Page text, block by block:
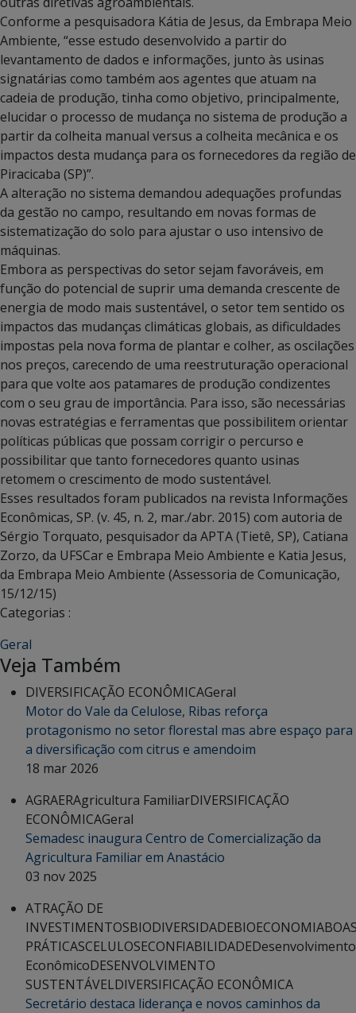
Conforme a pesquisadora Kátia de Jesus, da Embrapa Meio
Ambiente, “esse estudo desenvolvido a partir do
levantamento de dados e informações, junto às usinas
signatárias como também aos agentes que atuam na
cadeia de produção, tinha como objetivo, principalmente,
elucidar o processo de mudança no sistema de produção a
partir da colheita manual versus a colheita mecânica e os
impactos desta mudança para os fornecedores da região de
Piracicaba (SP)”.
A alteração no sistema demandou adequações profundas
da gestão no campo, resultando em novas formas de
sistematização do solo para ajustar o uso intensivo de
máquinas.
Embora as perspectivas do setor sejam favoráveis, em
função do potencial de suprir uma demanda crescente de
energia de modo mais sustentável, o setor tem sentido os
impactos das mudanças climáticas globais, as dificuldades
impostas pela nova forma de plantar e colher, as oscilações
nos preços, carecendo de uma reestruturação operacional
para que volte aos patamares de produção condizentes
com o seu grau de importância. Para isso, são necessárias
novas estratégias e ferramentas que possibilitem orientar
políticas públicas que possam corrigir o percurso e
possibilitar que tanto fornecedores quanto usinas
retomem o crescimento de modo sustentável.
Esses resultados foram publicados na revista Informações
Econômicas, SP. (v. 45, n. 2, mar./abr. 2015) com autoria de
Sérgio Torquato, pesquisador da APTA (Tietê, SP), Catiana
Zorzo, da UFSCar e Embrapa Meio Ambiente e Katia Jesus,
da Embrapa Meio Ambiente (Assessoria de Comunicação,
15/12/15)
Categorias :
Geral
Veja Também
DIVERSIFICAÇÃO ECONÔMICAGeral
Motor do Vale da Celulose, Ribas reforça
protagonismo no setor florestal mas abre espaço para
a diversificação com citrus e amendoim
18 mar 2026
AGRAERAgricultura FamiliarDIVERSIFICAÇÃO
ECONÔMICAGeral
Semadesc inaugura Centro de Comercialização da
Agricultura Familiar em Anastácio
03 nov 2025
ATRAÇÃO DE
INVESTIMENTOSBIODIVERSIDADEBIOECONOMIA
PRÁTICASCELULOSECONFIABILIDADEDesenvolvimento
EconômicoDESENVOLVIMENTO
SUSTENTÁVELDIVERSIFICAÇÃO ECONÔMICA
Secretário destaca liderança e novos caminhos da